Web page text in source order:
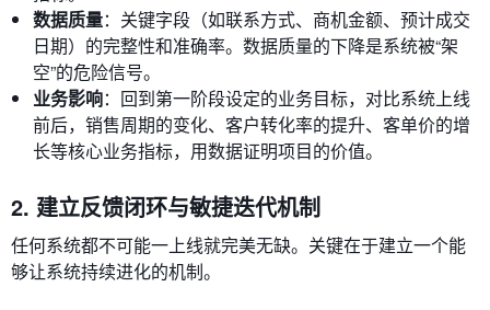
数据质量：关键字段（如联系方式、商机金额、预计成交
日期）的完整性和准确率。数据质量的下降是系统被“架
空”的危险信号。
业务影响：回到第一阶段设定的业务目标，对比系统上线
前后，销售周期的变化、客户转化率的提升、客单价的增
长等核心业务指标，用数据证明项目的价值。
2. 建立反馈闭环与敏捷迭代机制
任何系统都不可能一上线就完美无缺。关键在于建立一个能
够让系统持续进化的机制。